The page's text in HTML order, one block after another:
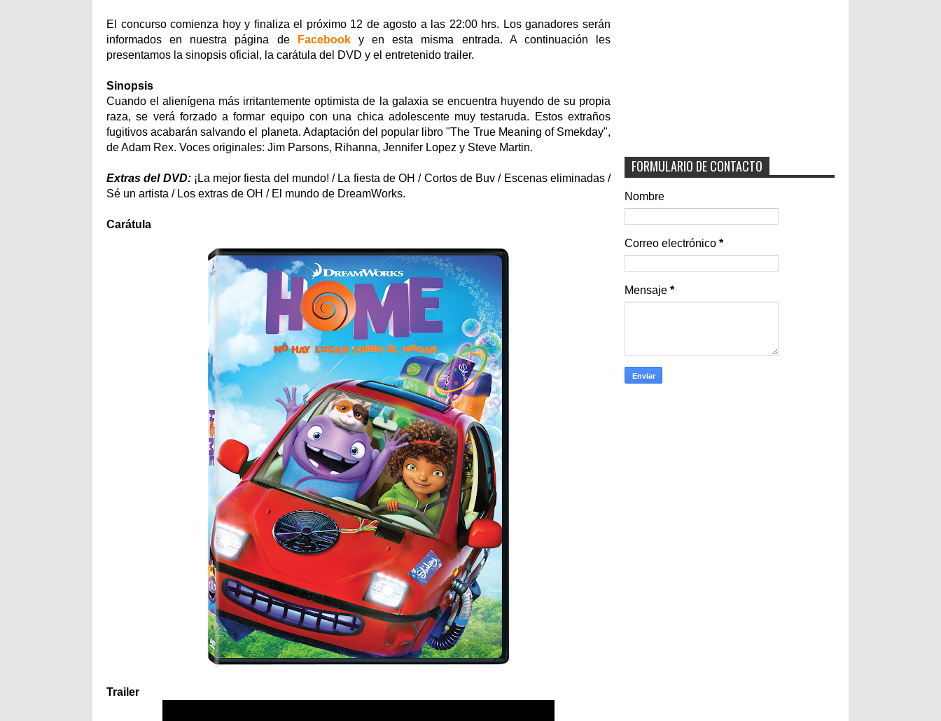
El concurso comienza hoy y finaliza el próximo 12 de agosto a las 22:00 hrs. Los ganadores serán
informados en nuestra página de
Facebooky en esta misma entrada. A continuación les
presentamos la sinopsis oficial, la carátula del DVD y el entretenido trailer.
Sinopsis
Cuando el alienígena más irritantemente optimista de la galaxia se encuentra huyendo de su propia
raza, se verá forzado a formar equipo con una chica adolescente muy testaruda. Estos extraños
fugitivos acabarán salvando el planeta. Adaptación del popular libro "The True Meaning of Smekday",
de Adam Rex. Voces originales: Jim Parsons, Rihanna, Jennifer Lopez y Steve Martin.
Extras del DVD:¡La mejor fiesta del mundo! / La fiesta de OH / Cortos de Buv / Escenas eliminadas /
Sé un artista / Los extras de OH / El mundo de DreamWorks.
Carátula
Trailer
FORMULARIO DE CONTACTO
Nombre
Correo electrónico *
Mensaje *